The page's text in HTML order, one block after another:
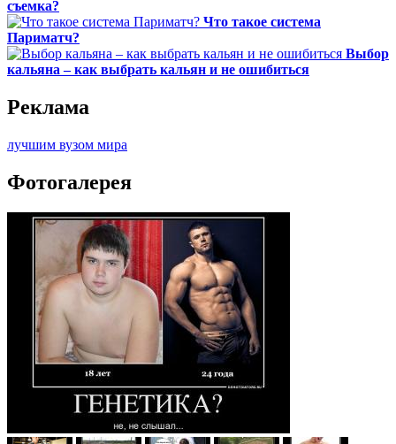
съемка?
Что такое система
Париматч?
Выбор
кальяна – как выбрать кальян и не ошибиться
Реклама
лучшим вузом мира
Фотогалерея